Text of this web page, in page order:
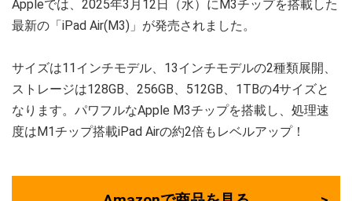
Appleでは、2025年3月12日（水）にM3チップを搭載した
最新の「iPad Air(M3)」が発売されました。
サイズは11インチモデル、13インチモデルの2種類展開、
ストレージは128GB、256GB、512GB、1TBの4サイズと
なります。パワフルなApple M3チップを搭載し、処理速
度はM1チップ搭載iPad Airの約2倍もレベルアップ！